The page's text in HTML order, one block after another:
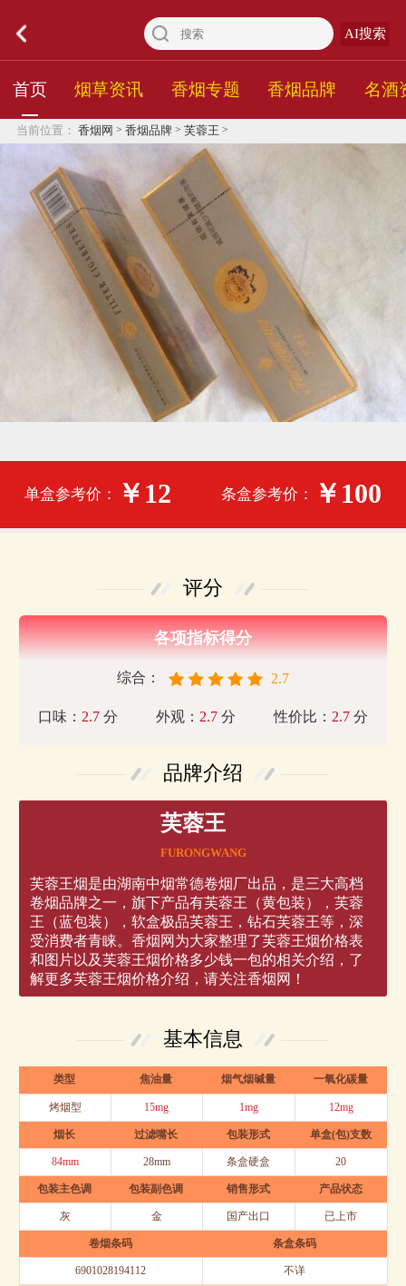
AI搜索
首页 烟草资讯 香烟专题 香烟品牌 名酒
当前位置： 香烟网 > 香烟品牌 > 芙蓉王 >
单盒参考价： ￥12 条盒参考价： ￥100
评分
各项指标得分
综合： 2.7
口味： 2.7分 外观： 2.7 分 性价比： 2.7 分
品牌介绍
芙蓉王
FURONGWANG
芙蓉王烟是由湖南中烟常德卷烟厂出品，是三大高档
卷烟品牌之一，旗下产品有芙蓉王（黄包装），芙蓉
王（蓝包装），软盒极品芙蓉王，钻石芙蓉王等，深
受消费者青睐。香烟网为大家整理了芙蓉王烟价格表
和图片以及芙蓉王烟价格多少钱一包的相关介绍，了
解更多芙蓉王烟价格介绍，请关注香烟网！
基本信息
类型 焦油量 烟气烟碱量 一氧化碳量
烤烟型 15mg 1mg 12mg
烟长 过滤嘴长 包装形式 单盒(包)支数
84mm 28mm 条盒硬盒 20
包装主色调 包装副色调 销售形式 产品状态
灰 金 国产出口 已上市
卷烟条码 条盒条码
6901028194112 不详